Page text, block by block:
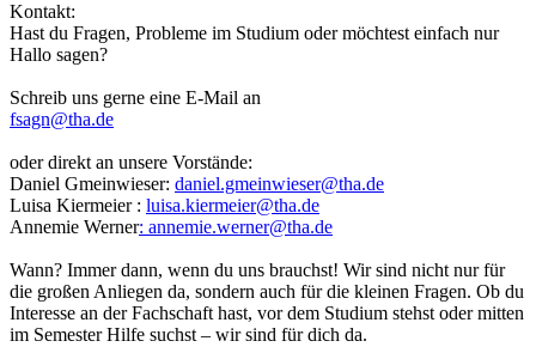
Kontakt:
Hast du Fragen, Probleme im Studium oder möchtest einfach nur
Hallo sagen?
Schreib uns gerne eine E-Mail an
fsagn@tha.de
oder direkt an unsere Vorstände:
Daniel Gmeinwieser: daniel.gmeinwieser@tha.de
Luisa Kiermeier : luisa.kiermeier@tha.de
Annemie Werner: annemie.werner@tha.de
Wann? Immer dann, wenn du uns brauchst! Wir sind nicht nur für
die großen Anliegen da, sondern auch für die kleinen Fragen. Ob du
Interesse an der Fachschaft hast, vor dem Studium stehst oder mitten
im Semester Hilfe suchst – wir sind für dich da.